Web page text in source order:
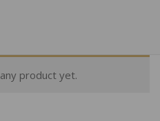
product yet.